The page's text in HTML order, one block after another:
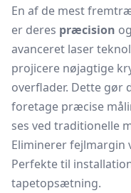
En af de mest
er deres præcision og
avanceret laser
projicere nøjagtige
overflader. Dette gør
foretage præcise
ses ved traditionelle
Eliminerer fejlmargin
Perfekte til
tapetopsætning.